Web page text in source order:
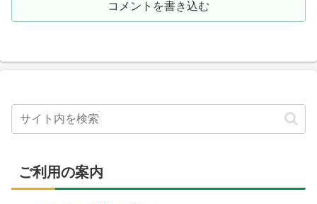
コメントを書き込む
ご利用の案内